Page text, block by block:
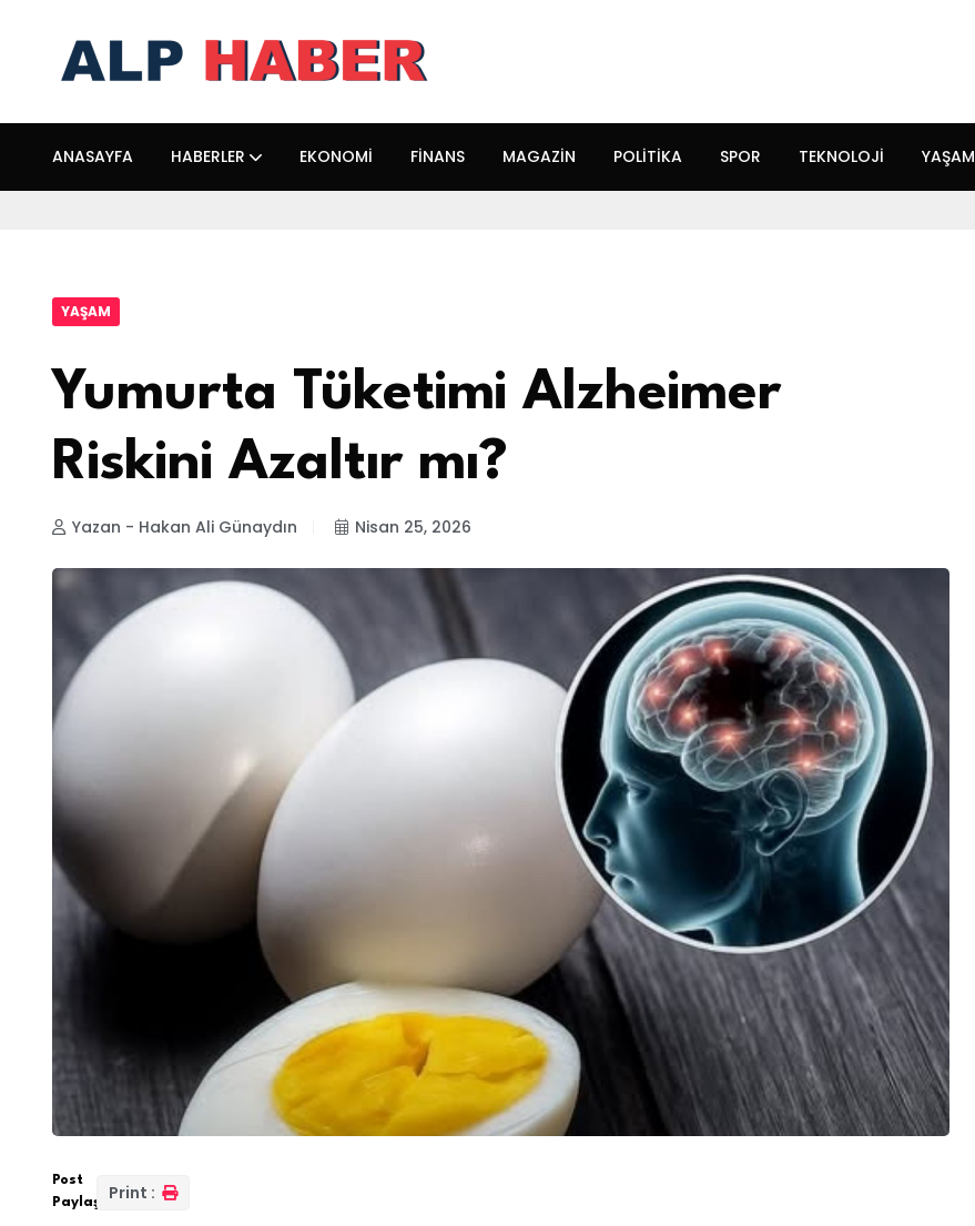
ANASAYFA HABERLER EKONOMI FINANS MAGAZIN POLITIKA SPOR TEKNOLOJI YAŞAM
YAŞAM
Yumurta Tüketimi Alzheimer
Riskini Azaltır mı?
Yazan - Hakan Ali Günaydın Nisan 25, 2026
Post
Paylaş:
Print :